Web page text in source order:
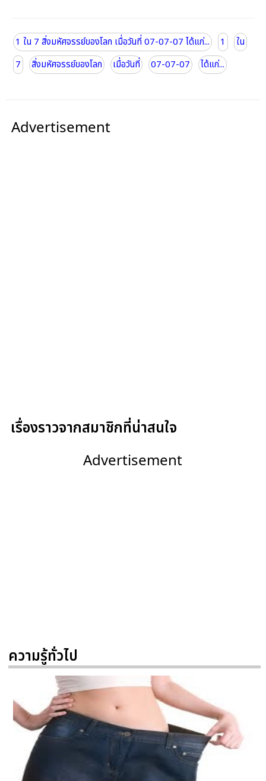
1 ใน 7 สิ่งมหัศจรรย์ของโลก เมื่อวันที่ 07-07-07 ได้แก่... 1
ใน
7
สิ่งมหัศจรรย์ของโลก เมื่อวันที่ 07-07-07 ได้แก่...
Advertisement
เรื่องราวจากสมาชิกที่น่าสนใจ
Advertisement
ความรู้ทั่วไป